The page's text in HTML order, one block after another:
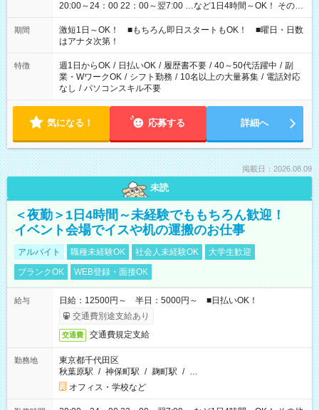
20:00～24：00 22：00～翌7:00 …など1日4時間～OK！ その他
シフトもございます！ お気軽にご相談ください！
期間
激短1日～OK！ ■もちろん即日スタートもOK！ ■曜日・日数
はアナタ次第！
特徴 週1日からOK / 日払いOK / 履歴書不要 / 40～50代活躍中 / 副
業・WワークOK / シフト勤務 / 10名以上の大量募集 / 電話対応
なし / パソコンスキル不要
気になる！ 応募する 詳細へ
掲載日：2026.08.09
未読
＜夜勤＞1日4時間～未経験でももちろん歓迎！
イベント会場でイスや机の運搬のお仕事
アルバイト 職種未経験OK 社会人未経験OK
大学生歓迎
ブランクOK
WEB登録・面接OK
給与
日給：12500円～ 半日：5000円～ ■日払いOK！
交通費別途支給あり
交通費 交通費規定支給
勤務地
東京都千代田区
秋葉原駅 / 神保町駅 / 麹町駅 / …
オフィス・学校など